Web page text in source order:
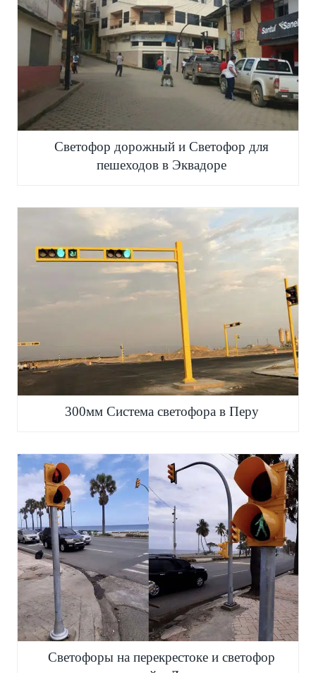
Светофор дорожный и Светофор для
пешеходов в Эквадоре
300мм Система светофора в Перу
Светофоры на перекрестоке и светофор